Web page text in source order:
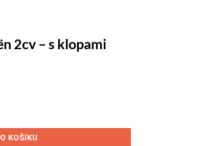
2cv – s klopami
CIC - látka šedá množství
KOŠÍKU